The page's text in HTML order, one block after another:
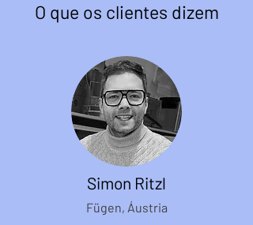
O que os clientes dizem
Simon Ritzl
Fügen, Áustria